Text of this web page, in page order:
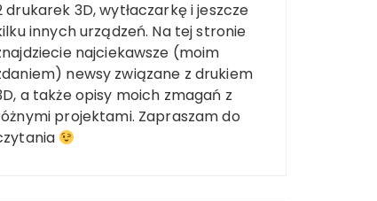
drukarek 3D, wytłaczarkę i jeszcze
innych urządzeń. Na tej stronie
najciekawsze (moim
newsy związane z drukiem
a także opisy moich zmagań z
projektami. Zapraszam do